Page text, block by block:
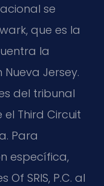
se
que es la
la
Jersey.
del tribunal
Third Circuit
Para
específica,
SRIS, P.C. al